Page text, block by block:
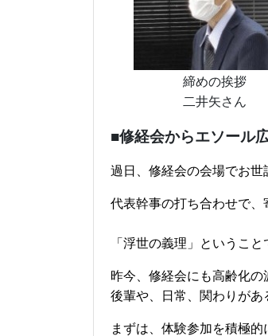
締めの挨拶
二井矢さん
■修経会からエソール
過日、修経会の会場でお世
代表幹事の打ち合わせで、
「浮世の義理」というこ
昨今、修経会にも高齢化の
後輩や、日常、関わりがあ
まずは、体験参加を積極